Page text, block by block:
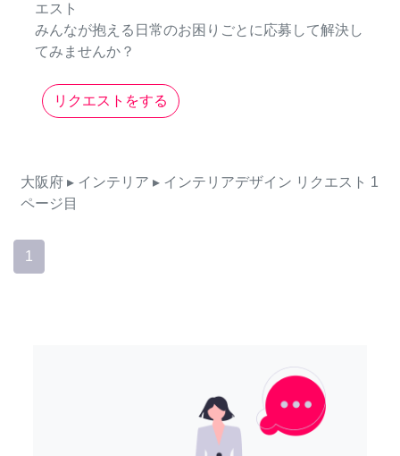
エスト
みんなが抱える日常のお困りごとに応募して解決し
てみませんか？
リクエストをする
大阪府 ▸ インテリア ▸ インテリアデザイン リクエスト 1
ページ目
1